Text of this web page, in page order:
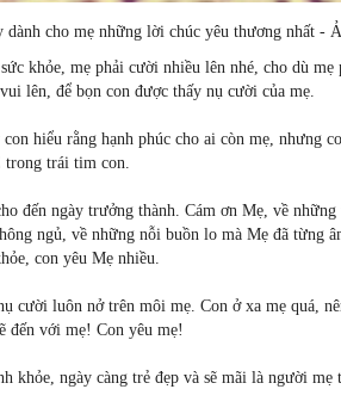
dành cho mẹ những lời chúc yêu thương nhất -
khỏe, mẹ phải cười nhiều lên nhé, cho dù mẹ
lên, để bọn con được thấy nụ cười của mẹ.
hiểu rằng hạnh phúc cho ai còn mẹ, nhưng
trái tim con.
đến ngày trưởng thành. Cám ơn Mẹ, về
ngủ, về những nỗi buồn lo mà Mẹ đã từng
con yêu Mẹ nhiều.
cười luôn nở trên môi mẹ. Con ở xa mẹ quá,
đến với mẹ! Con yêu mẹ!
khỏe, ngày càng trẻ đẹp và sẽ mãi là người mẹ